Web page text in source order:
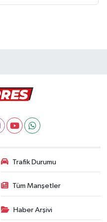
Trafik Durumu
Tüm Manşetler
Haber Arşivi